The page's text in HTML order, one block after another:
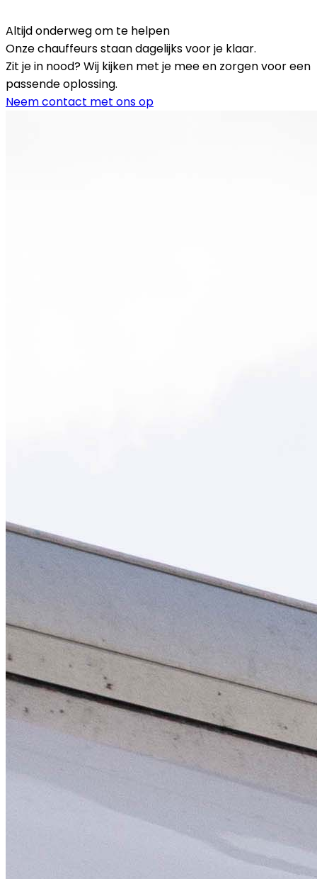
Altijd onderweg om te helpen
Onze chauffeurs staan dagelijks voor je klaar.
Zit je in nood? Wij kijken met je mee en zorgen voor een
passende oplossing.
Neem contact met ons op